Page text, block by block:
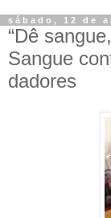
sábado, 12 de
“Dê
Sangue
dadores